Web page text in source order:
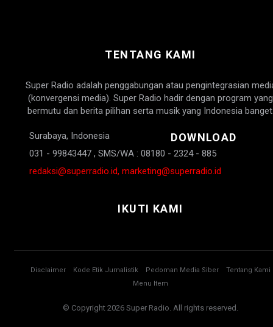
TENTANG KAMI
Super Radio adalah penggabungan atau pengintegrasian
(konvergensi media). Super Radio hadir dengan program yang
bermutu dan berita pilihan serta musik yang Indonesia
Surabaya, Indonesia
031 - 99843447 , SMS/WA : 08180 - 2324 - 885
redaksi@superradio.id, marketing@superradio.id
DOWNLOAD
IKUTI KAMI
Disclaimer Kode Etik Jurnalistik Pedoman Media Siber
Tentang Kami
Menu Item
© Copyright 2026 Super Radio. All rights reserved.